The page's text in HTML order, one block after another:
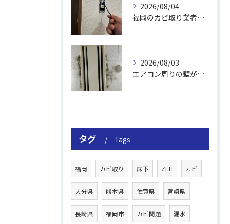
2026/08/04
福岡のカビ取り業者おすすめの選び方と費用
2026/08/03
エアコン周りの壁が結露しやすい理由
タグ Tags
福岡 カビ取り 床下 ZEH カビ
大分県 熊本県 佐賀県 宮崎県
長崎県 福岡市 カビ問題 漏水